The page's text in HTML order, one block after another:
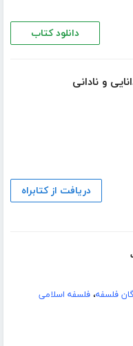
دانلود کتاب
و نادانی
دریافت از کتابراه
فلسفه،فلسفه اسلامی